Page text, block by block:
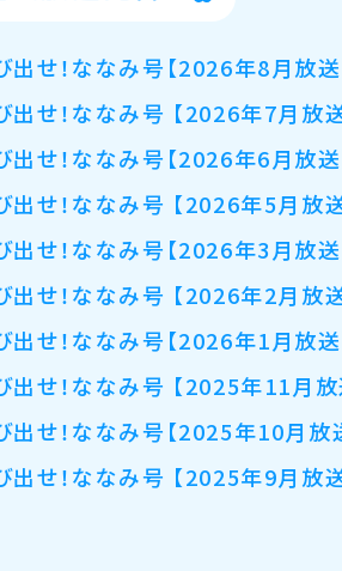
出せ！ななみ号【2026年8月放送
出せ！ななみ号 【2026年7月放送
出せ！ななみ号【2026年6月放送
出せ！ななみ号 【2026年5月放送
出せ！ななみ号【2026年3月放送
出せ！ななみ号 【2026年2月放送
出せ！ななみ号【2026年1月放送
出せ！ななみ号 【2025年11月放
出せ！ななみ号【2025年10月放
出せ！ななみ号 【2025年9月放送